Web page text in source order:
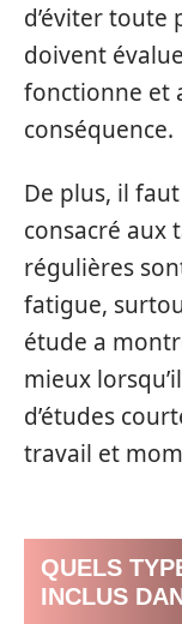
d’éviter toute
doivent
fonctionne et
conséquence.
De plus, il
consacré aux
régulières
fatigue,
étude a
mieux
d’études
travail et
QUELS
INCLUS